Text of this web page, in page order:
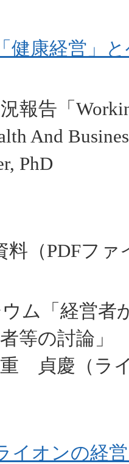
「健康経営」
報告「
And
PhD
料（PDFファ
ム「経営者
等の討論」
貞慶（ライ
イオンの経